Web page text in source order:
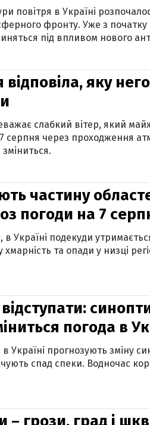
повітря в Україні
фронту. Уже з початку
під впливом нового
яку
слабкий вітер, який
7 серпня через проходження
частину
погоди на 7
Україні подекуди
та опади у низці
погода в
прогнозують зміну
спад спеки. Водночас
– грози, град і